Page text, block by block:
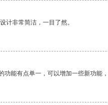
计非常简洁，一目了然。
功能有点单一，可以增加一些新功能